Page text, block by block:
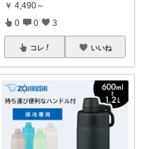
￥ 4,490～
0 0 3
コレ いいね